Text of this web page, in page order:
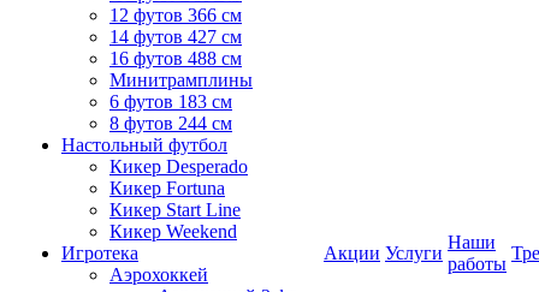
12 футов 366 см
14 футов 427 см
16 футов 488 см
Минитрамплины
6 футов 183 см
8 футов 244 см
Настольный футбол
Кикер Desperado
Кикер Fortuna
Кикер Start Line
Кикер Weekend
Игротека
Аэрохоккей
Акции Услуги
Наши
работы